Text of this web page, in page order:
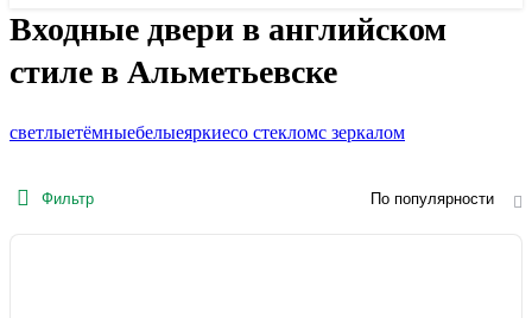
Входные двери в английском
стиле в Альметьевске
светлыетёмныебелыеяркиесо стекломс зеркалом
Фильтр По популярности